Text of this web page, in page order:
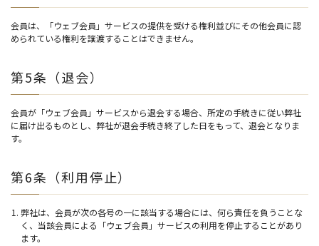
会員は、「ウェブ会員」サービスの提供を受ける権利並びにその他会員に認
められている権利を譲渡することはできません。
第5条（退会）
会員が「ウェブ会員」サービスから退会する場合、所定の手続きに従い弊社
に届け出るものとし、弊社が退会手続き終了した日をもって、退会となりま
す。
第6条（利用停止）
弊社は、会員が次の各号の一に該当する場合には、何ら責任を負うことな
く、当該会員による「ウェブ会員」サービスの利用を停止することがあり
ます。